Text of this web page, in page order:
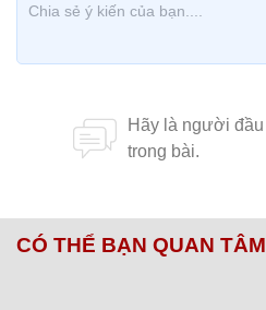
CÓ THỂ BẠN QUAN TÂM